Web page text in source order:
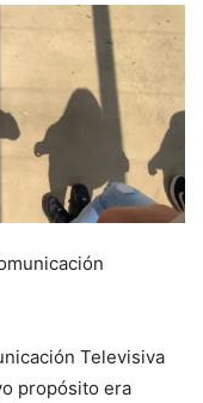
Televisiva
propósito era